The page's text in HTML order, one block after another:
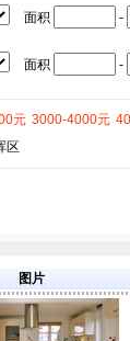
面积 -
面积 -
元 3000-4000元
区
图片